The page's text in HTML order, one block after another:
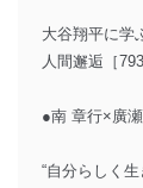
大谷翔平に学
人間邂逅［793
●南 章行×廣
“自分らしく